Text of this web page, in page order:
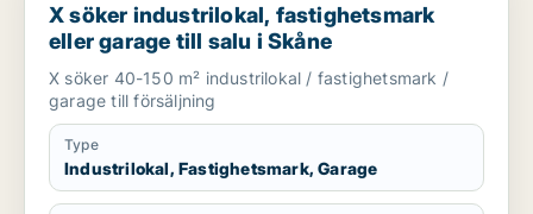
X söker industrilokal, fastighetsmark
eller garage till salu i Skåne
X söker 40-150 m² industrilokal / fastighetsmark /
garage till försäljning
Type
Industrilokal, Fastighetsmark, Garage